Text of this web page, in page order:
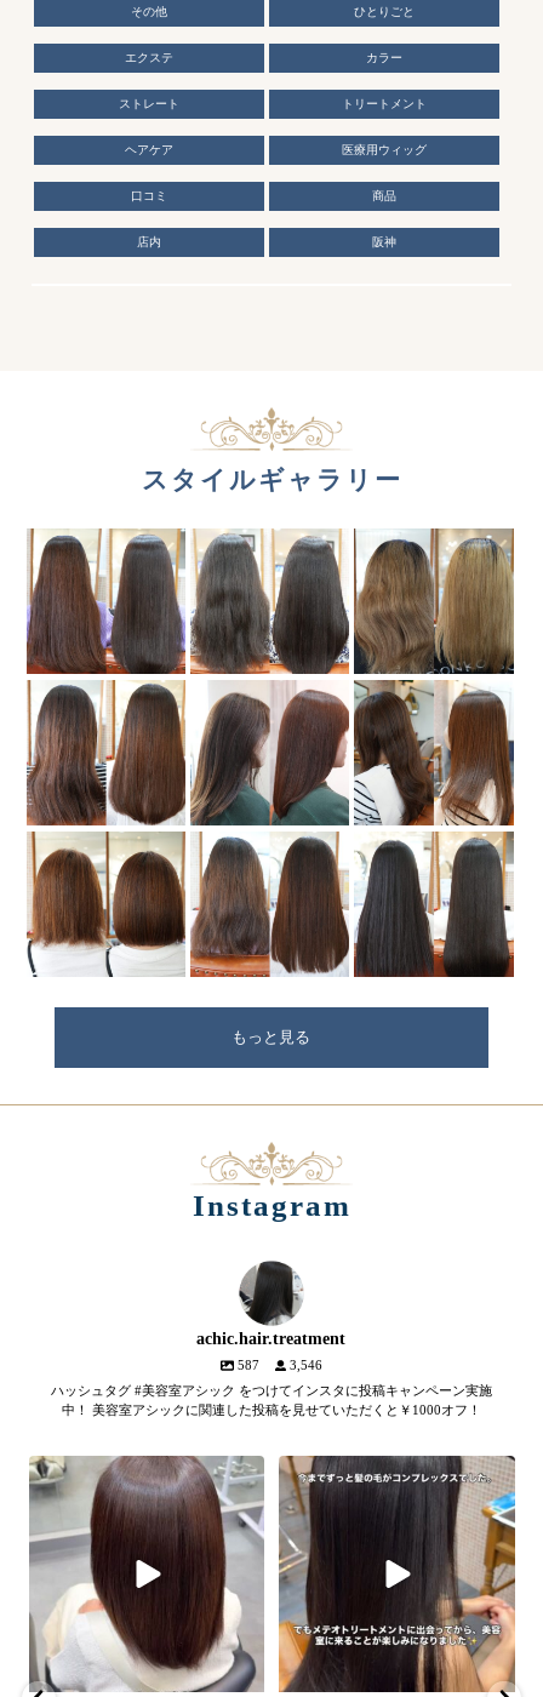
その他 ひとりごと
エクステ カラー
ストレート トリートメント
ヘアケア 医療用ウィッグ
口コミ 商品
店内 阪神
スタイルギャラリー
もっと見る
Instagram
achic.hair.treatment
587
3,546
ハッシュタグ #美容室アシック をつけてインスタに投稿キャンペーン実施
中！ 美容室アシックに関連した投稿を見せていただくと￥1000オフ！
【髪質改善メテオトリートメン
SNSやYouTubeで話題のメテオト
リートメント。
髪のツヤ、諦めていません
1